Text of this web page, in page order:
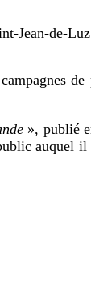
Jean-de-
», publié
auquel